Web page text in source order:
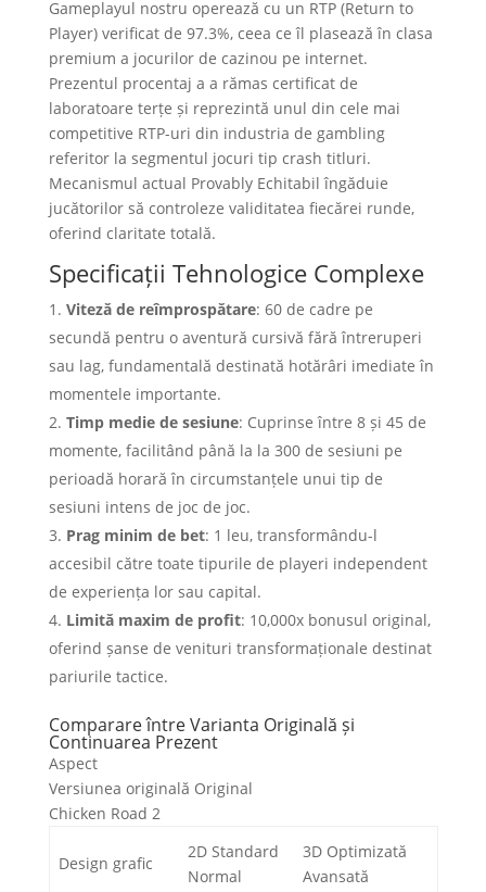
Gameplayul nostru operează cu un RTP (Return to
Player) verificat de 97.3%, ceea ce îl plasează în clasa
premium a jocurilor de cazinou pe internet.
Prezentul procentaj a a rămas certificat de
laboratoare terțe și reprezintă unul din cele mai
competitive RTP-uri din industria de gambling
referitor la segmentul jocuri tip crash titluri.
Mecanismul actual Provably Echitabil îngăduie
jucătorilor să controleze validitatea fiecărei runde,
oferind claritate totală.
Specificații Tehnologice Complexe
Viteză de reîmprospătare: 60 de cadre pe
secundă pentru o aventură cursivă fără întreruperi
sau lag, fundamentală destinată hotărâri imediate în
momentele importante.
Timp medie de sesiune: Cuprinse între 8 și 45 de
momente, facilitând până la la 300 de sesiuni pe
perioadă horară în circumstanțele unui tip de
sesiuni intens de joc de joc.
Prag minim de bet: 1 leu, transformându-l
accesibil către toate tipurile de playeri independent
de experiența lor sau capital.
Limită maxim de profit: 10,000x bonusul original,
oferind șanse de venituri transformaționale destinat
pariurile tactice.
Comparare între Varianta Originală și
Continuarea Prezent
Aspect
Versiunea originală Original
Chicken Road 2
Design grafic
2D Standard
Normal
3D Optimizată
Avansată